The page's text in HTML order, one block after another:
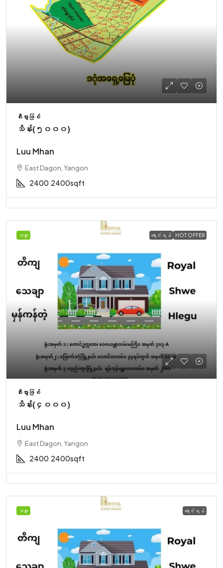
စီးပွားဖြစ်
သိန်း(၅၀၀၀)
Luu Mhan
East Dagon, Yangon
2400 2400sqft
အထူး ရောင်းရန် HOT OFFER
စီးပွားဖြစ်
သိန်း(၄၀၀၀)
Luu Mhan
East Dagon, Yangon
2400 2400sqft
အထူး ရောင်းရန်